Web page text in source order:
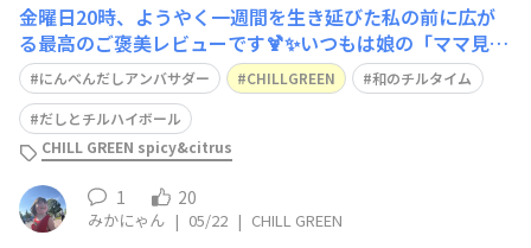
金曜日20時、ようやく一週間を生き延びた私の前に広が
る最高のご褒美レビューです🍹✨いつもは娘の「ママ見て
ー！」攻撃に追われる毎日だけど、今夜だけは特別時間を
プレゼントしてもらいました🎁💖実は私、だいやめ横丁さ
んのオンラインイベント「和のチルタイム・ミーティン
グ」にちゃっかり潜入しております🚪👀しかも
にんべんだしアンバサダー CHILLGREEN
和のチルタイム
だしとチルハイボール
CHILL GREEN spicy&citrus
1 20
みかにゃん | 05/22 | CHILL GREEN